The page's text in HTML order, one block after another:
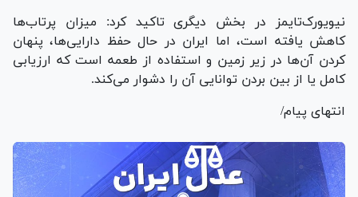
نیویورک‌تایمز در بخش دیگری تاکید کرد: میزان پرتاب‌ها
کاهش یافته است، اما ایران در حال حفظ دارایی‌ها، پنهان
کردن آن‌ها در زیر زمین و استفاده از طعمه است که ارزیابی
کامل یا از بین بردن توانایی آن را دشوار می‌کند.
انتهای پیام/